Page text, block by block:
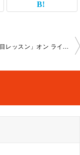
「8月2回目レッスン」オン ライン教室 2025-08-21-no0095-1161